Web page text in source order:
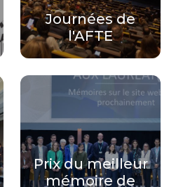
Journées de
l'AFTE
Prix du meilleur
mémoire de